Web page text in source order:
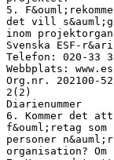
5.
det vill
inom
Svenska ESF-
Telefon: 020-33
Webbplats:
Org.nr. 202100-
2(2)
Diarienummer
6. Kommer det
f&ouml;retag
personer
organisation?